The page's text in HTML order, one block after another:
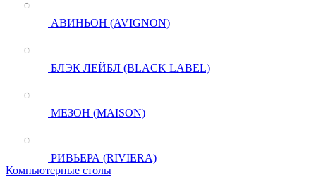
АВИНЬОН (AVIGNON)
БЛЭК ЛЕЙБЛ (BLACK LABEL)
МЕЗОН (MAISON)
РИВЬЕРА (RIVIERA)
Компьютерные столы